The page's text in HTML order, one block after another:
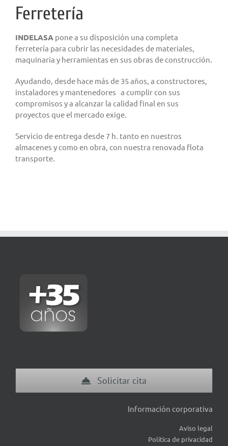
Ferretería
INDELASA pone a su disposición una completa
ferretería para cubrir las necesidades de materiales,
maquinaria y herramientas en sus obras de construcción.
Ayudando, desde hace más de 35 años, a constructores,
instaladores y mantenedores a cumplir con sus
compromisos y a alcanzar la calidad final en sus
proyectos que el mercado exige.
Servicio de entrega desde 7 h. tanto en nuestros
almacenes y como en obra, con nuestra renovada flota
transporte.
Solicitar cita
Información corporativa
Aviso legal
Política de privacidad